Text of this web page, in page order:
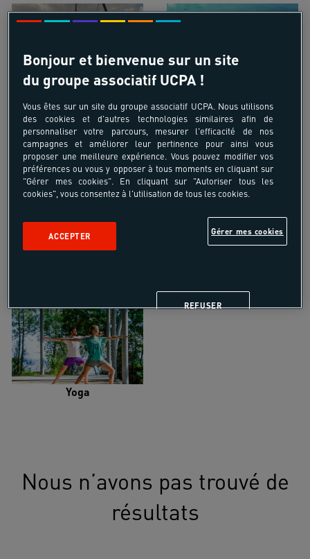
Croisière voilier Kayak de mer
Trail Trek-Randonnée pédestre
Vélo de randonnée
Yoga
Nous n’avons pas trouvé de
résultats
Bonjour et bienvenue sur un site
du groupe associatif UCPA !
Vous êtes sur un site du groupe associatif UCPA. Nous utilisons
des cookies et d'autres technologies similaires afin de
personnaliser votre parcours, mesurer l'efficacité de nos
campagnes et améliorer leur pertinence pour ainsi vous
proposer une meilleure expérience. Vous pouvez modifier vos
préférences ou vous y opposer à tous moments en cliquant sur
"Gérer mes cookies". En cliquant sur "Autoriser tous les
cookies", vous consentez à l'utilisation de tous les cookies.
Gérer mes cookies
REFUSER
ACCEPTER